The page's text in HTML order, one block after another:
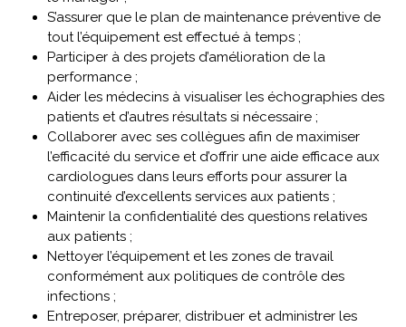
S’assurer que le plan de maintenance préventive de
tout l’équipement est effectué à temps ;
Participer à des projets d’amélioration de la
performance ;
Aider les médecins à visualiser les échographies des
patients et d’autres résultats si nécessaire ;
Collaborer avec ses collègues afin de maximiser
l’efficacité du service et d’offrir une aide efficace aux
cardiologues dans leurs efforts pour assurer la
continuité d’excellents services aux patients ;
Maintenir la confidentialité des questions relatives
aux patients ;
Nettoyer l’équipement et les zones de travail
conformément aux politiques de contrôle des
infections ;
Entreposer, préparer, distribuer et administrer les